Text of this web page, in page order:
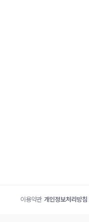
이용약관 개인정보처리방침